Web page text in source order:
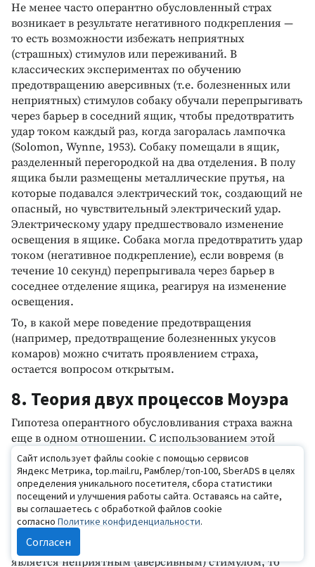
Не менее часто оперантно обусловленный страх
возникает в результате негативного подкрепления —
то есть возможности избежать неприятных
(страшных) стимулов или переживаний. В
классических экспериментах по обучению
предотвращению аверсивных (т.е. болезненных или
неприятных) стимулов собаку обучали перепрыгивать
через барьер в соседний ящик, чтобы предотвратить
удар током каждый раз, когда загоралась лампочка
(Solomon, Wynne, 1953). Собаку помещали в ящик,
разделенный перегородкой на два отделения. В полу
ящика были размещены металлические прутья, на
которые подавался электрический ток, создающий не
опасный, но чувствительный электрический удар.
Электрическому удару предшествовало изменение
освещения в ящике. Собака могла предотвратить удар
током (негативное подкрепление), если вовремя (в
течение 10 секунд) перепрыгивала через барьер в
соседнее отделение ящика, реагируя на изменение
освещения.
То, в какой мере поведение предотвращения
(например, предотвращение болезненных укусов
комаров) можно считать проявлением страха,
остается вопросом открытым.
8. Теория двух процессов Моуэра
Гипотеза оперантного обусловливания страха важна
еще в одном отношении. С использованием этой
гипотезыО. Моуэр(1960) попытался объяснить
устойчивость обусловленных страхов к угасанию в
рамках так называемой «теории двух процессов». В
соответствии с этой теорией, страх сначала возникает
по схеме классического обусловливания, то есть
человек научается бояться и избегать прежде
нейтральных стимулов. Но поскольку сам страх
является неприятным (аверсивным) стимулом, то
Сайт использует файлы cookie с помощью сервисов
Яндекс Метрика, top.mail.ru, Рамблер/топ-100, SberADS в целях
определения уникального посетителя, сбора статистики
посещений и улучшения работы сайта. Оставаясь на сайте,
вы соглашаетесь с обработкой файлов cookie
согласно Политике конфиденциальности.
Согласен